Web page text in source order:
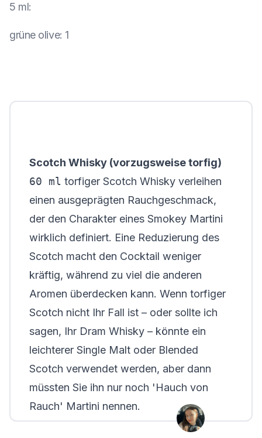
5 ml:
grüne olive: 1
Scotch Whisky (vorzugsweise torfig)
60 ml torfiger Scotch Whisky verleihen
einen ausgeprägten Rauchgeschmack,
der den Charakter eines Smokey Martini
wirklich definiert. Eine Reduzierung des
Scotch macht den Cocktail weniger
kräftig, während zu viel die anderen
Aromen überdecken kann. Wenn torfiger
Scotch nicht Ihr Fall ist – oder sollte ich
sagen, Ihr Dram Whisky – könnte ein
leichterer Single Malt oder Blended
Scotch verwendet werden, aber dann
müssten Sie ihn nur noch 'Hauch von
Rauch' Martini nennen.